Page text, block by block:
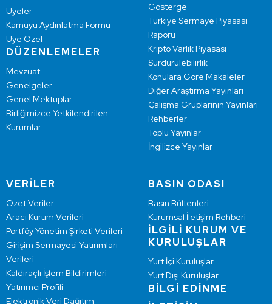
Üyeler
Kamuyu Aydınlatma Formu
Üye Özel
DÜZENLEMELER
Mevzuat
Genelgeler
Genel Mektuplar
Birliğimizce Yetkilendirilen
Kurumlar
Gösterge
Türkiye Sermaye Piyasası
Raporu
Kripto Varlık Piyasası
Sürdürülebilirlik
Konulara Göre Makaleler
Diğer Araştırma Yayınları
Çalışma Gruplarının Yayınları
Rehberler
Toplu Yayınlar
İngilizce Yayınlar
VERİLER
Özet Veriler
Aracı Kurum Verileri
Portföy Yönetim Şirketi Verileri
Girişim Sermayesi Yatırımları
Verileri
Kaldıraçlı İşlem Bildirimleri
Yatırımcı Profili
Elektronik Veri Dağıtım
BASIN ODASI
Basın Bültenleri
Kurumsal İletişim Rehberi
İLGİLİ KURUM VE
KURULUŞLAR
Yurt İçi Kuruluşlar
Yurt Dışı Kuruluşlar
BİLGİ EDİNME